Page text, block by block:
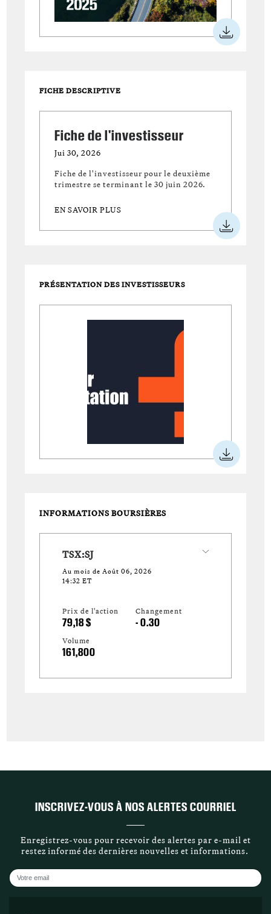
FICHE DESCRIPTIVE
Fiche de l'investisseur
Jui 30, 2026
Fiche de l'investisseur pour le deuxième
trimestre se terminant le 30 juin 2026.
EN SAVOIR PLUS
PRÉSENTATION DES INVESTISSEURS
INFORMATIONS BOURSIÈRES
TSX:SJ
Au mois de Août 06, 2026
14:32 ET
Prix ​​de l'action
79,18 $
Changement
- 0.30
Volume
161,800
INSCRIVEZ-VOUS À NOS ALERTES COURRIEL
Enregistrez-vous pour recevoir des alertes par e-mail et
restez informé des dernières nouvelles et informations.
Votre
email